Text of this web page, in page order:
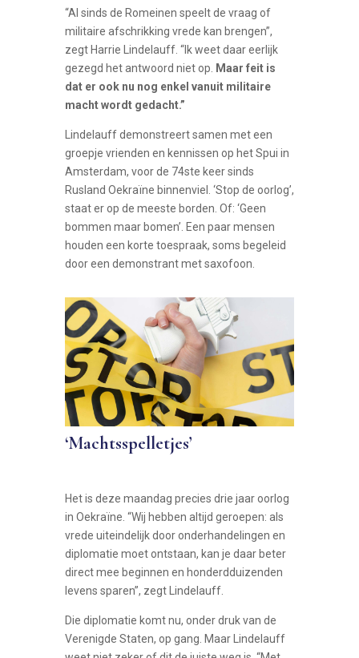
“Al sinds de Romeinen speelt de vraag of
militaire afschrikking vrede kan brengen”,
zegt Harrie Lindelauff. “Ik weet daar eerlijk
gezegd het antwoord niet op.
Maar feit is
dat er ook nu nog enkel vanuit militaire
macht wordt gedacht.”
Lindelauff demonstreert samen met een
groepje vrienden en kennissen op het Spui in
Amsterdam, voor de 74ste keer sinds
Rusland Oekraïne binnenviel. ‘Stop de oorlog’,
staat er op de meeste borden. Of: ‘Geen
bommen maar bomen’. Een paar mensen
houden een korte toespraak, soms begeleid
door een demonstrant met saxofoon.
‘Machtsspelletjes’
Het is deze maandag precies drie jaar oorlog
in Oekraïne. “Wij hebben altijd geroepen: als
vrede uiteindelijk door onderhandelingen en
diplomatie moet ontstaan, kan je daar beter
direct mee beginnen en honderdduizenden
levens sparen”, zegt Lindelauff.
Die diplomatie komt nu, onder druk van de
Verenigde Staten, op gang. Maar Lindelauff